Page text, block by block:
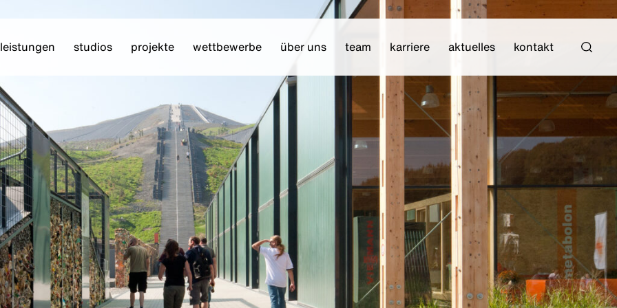
leistungen studios projekte wettbewerbe über uns team karriere aktuelles kontakt